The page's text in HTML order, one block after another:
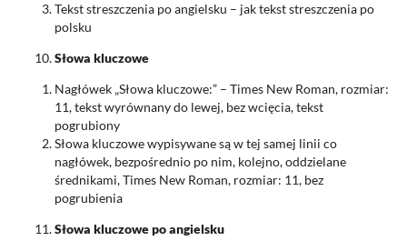
Tekst streszczenia po angielsku – jak tekst streszczenia po
polsku
Słowa kluczowe
Nagłówek „Słowa kluczowe:” – Times New Roman, rozmiar:
11, tekst wyrównany do lewej, bez wcięcia, tekst
pogrubiony
Słowa kluczowe wypisywane są w tej samej linii co
nagłówek, bezpośrednio po nim, kolejno, oddzielane
średnikami, Times New Roman, rozmiar: 11, bez
pogrubienia
Słowa kluczowe po angielsku